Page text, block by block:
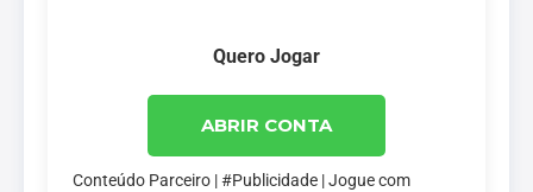
Quero Jogar
ABRIR CONTA
Conteúdo Parceiro | #Publicidade | Jogue com